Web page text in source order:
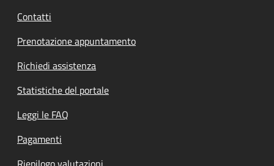
Contatti
Prenotazione appuntamento
Richiedi assistenza
Statistiche del portale
Leggi le FAQ
Pagamenti